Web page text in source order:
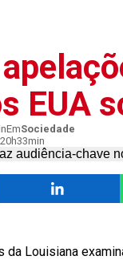
EUA
EmSociedade
da Louisiana